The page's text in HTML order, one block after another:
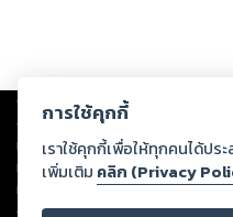
Copyright © 2026
ต่อผลงานหรือเนื้อหาใดที่อัปโหลดผ่าน
ทรัพย์สินทางปัญญาของบุคคลอื่นหรื
ทุกท่านโปรดใช้วิจารณญาณในการก
หนึ่งส่วนใดขัดต่อกฎหมายและศีลธรร
ดำเนินการในทันที ทั้งนี้ ทางสตอรี่
การใช้คุกกี้
เราใช้คุกกี้เพื่อให้ทุกคนได้ป
เพิ่มเติม คลิก (Privacy